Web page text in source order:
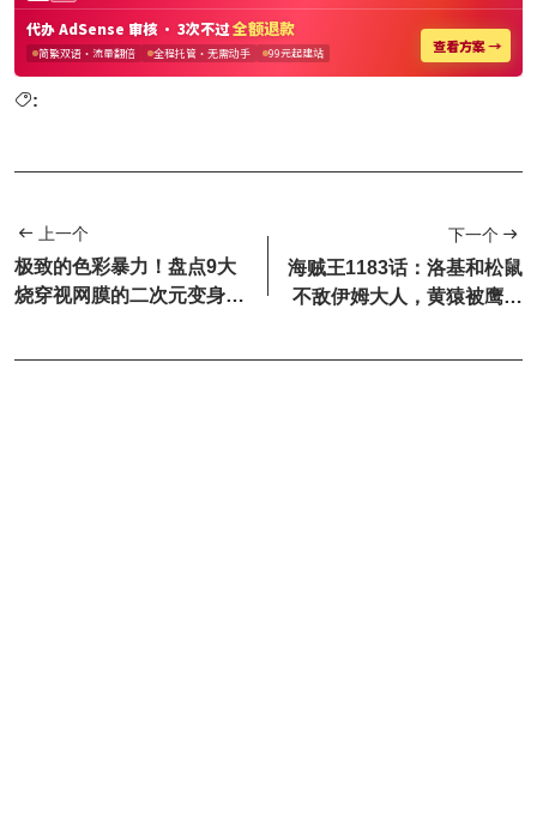
:
上一个
极致的色彩暴力！盘点9大
烧穿视网膜的二次元变身名
下一个
海贼王1183话：洛基和松鼠
不敌伊姆大人，黄猿被鹰眼